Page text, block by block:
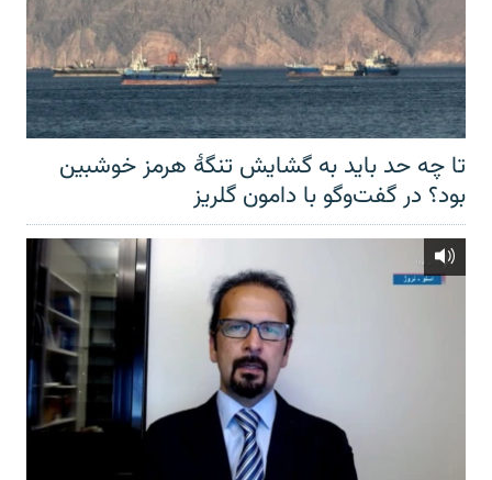
تا چه حد باید به گشایش تنگهٔ هرمز خوشبین
بود؟ در گفت‌وگو با دامون گلریز